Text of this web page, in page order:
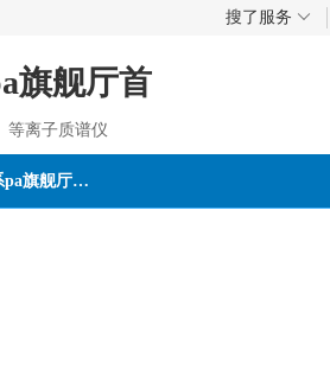
搜了服务
旗舰厅首
等离子质谱仪
联系pa旗舰厅首页